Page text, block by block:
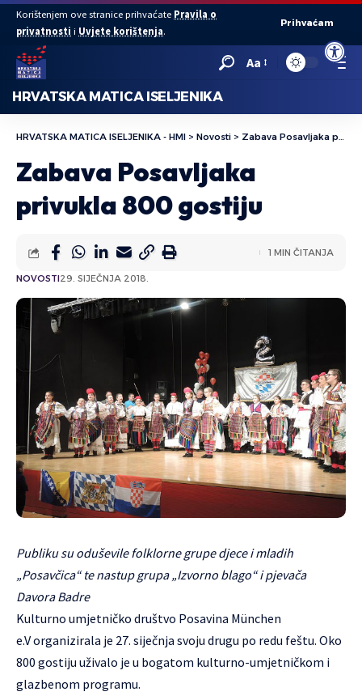
Open
Korištenjem ove stranice prihvaćate Pravila o
privatnosti i Uvjete korištenja.
Prihvaćam
Aa
HRVATSKA MATICA ISELJENIKA
HRVATSKA MATICA ISELJENIKA - HMI > Novosti > Zabava Posavljaka privukla 800 gostiju
Zabava Posavljaka
privukla 800 gostiju
NOVOSTI29. SIJEČNJA 2018.
1 MIN ČITANJA
Publiku su oduševile folklorne grupe djece i mladih
„Posavčica“ te nastup grupa „Izvorno blago“ i pjevača
Davora Badre
Kulturno umjetničko društvo Posavina München
e.Vorganizirala je 27. siječnja svoju drugu po redu feštu. Oko
800 gostiju uživalo je u bogatom kulturno-umjetničkom i
glazbenom programu.